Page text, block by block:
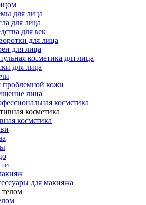
для лица
для лица
для век
для лица
для лица
косметика для лица
для лица
проблемной кожи
лица
косметика
косметика
для макияжа